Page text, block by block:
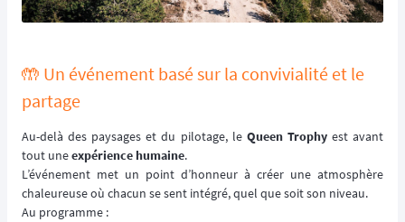
🤲 Un événement basé sur la convivialité et le
partage
Au-delà des paysages et du pilotage, le Queen Trophyest avant
tout uneexpérience humaine.
L’événement met un point d’honneur à créer une atmosphère
chaleureuse où chacun se sent intégré, quel que soit son niveau.
Au programme :